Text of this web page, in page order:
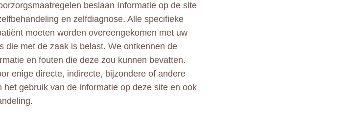
beslaan Informatie op de site
en zelfdiagnose. Alle specifieke
moeten worden overeengekomen met uw
die met de zaak is belast. We ontkennen de
en fouten die deze zou kunnen bevatten.
enige directe, indirecte, bijzondere of andere
het gebruik van de informatie op deze site en ook